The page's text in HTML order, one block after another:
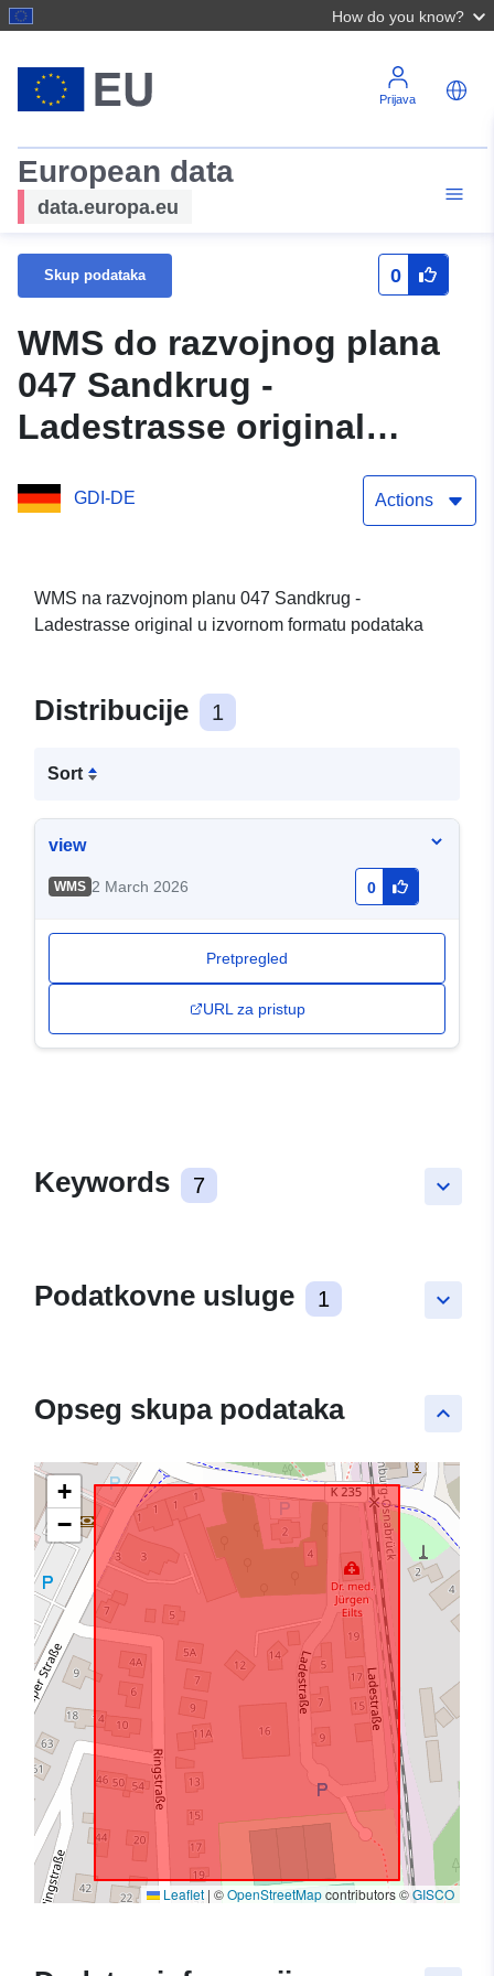
How do you know?
Prijava
European data
data.europa.eu
Skup podataka 0
WMS do razvojnog plana
047 Sandkrug -
Ladestrasse original
GDI-DE Actions
WMS na razvojnom planu 047 Sandkrug -
Ladestrasse original u izvornom formatu podataka
Distribucije 1
Sort
view
WMS 2 March 2026 0
Pretpregled
URL za pristup
keyboard_arrow_down
Keywords 7
keyboard_arrow_down
Podatkovne usluge 1
keyboard_arrow_up
Opseg skupa podataka
+
−
Leaflet | ©OpenStreetMapcontributors ©GISCO